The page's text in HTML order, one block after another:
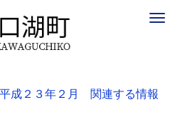
平成２３年２月 関連する情報